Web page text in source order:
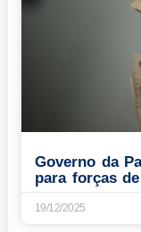
Governo da
para forças
19/12/2025